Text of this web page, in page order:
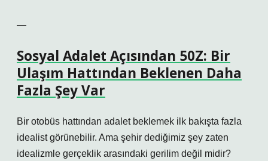
—
Sosyal Adalet Açısından 50Z: Bir
Ulaşım Hattından Beklenen Daha
Fazla Şey Var
Bir otobüs hattından adalet beklemek ilk bakışta fazla
idealist görünebilir. Ama şehir dediğimiz şey zaten
idealizmle gerçeklik arasındaki gerilim değil midir?